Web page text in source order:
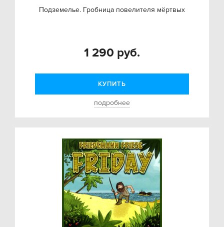
Подземелье. Гробница повелителя мёртвых
1 290 руб.
КУПИТЬ
подробнее